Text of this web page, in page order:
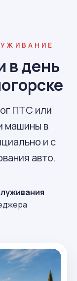
в день
ПТС или
машины в
и с
авто.